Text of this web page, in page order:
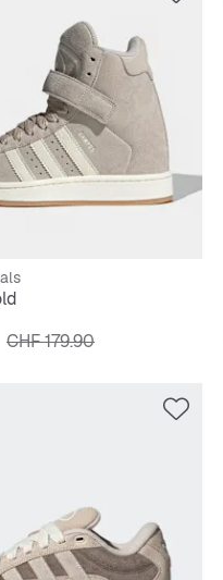
Prix original
CHF 179.90